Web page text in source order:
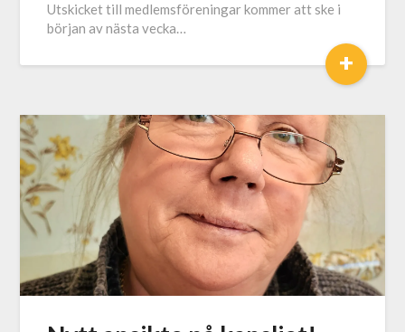
Utskicket till medlemsföreningar kommer att ske i
början av nästa vecka…
+